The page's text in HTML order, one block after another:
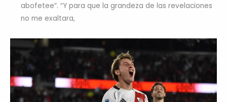
abofetee”. “Y para que la grandeza de las revelaciones
no me exaltara,